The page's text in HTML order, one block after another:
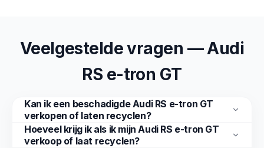
Veelgestelde vragen — Audi
RS e-tron GT
Kan ik een beschadigde Audi RS e-tron GT
verkopen of laten recyclen?
Hoeveel krijg ik als ik mijn Audi RS e-tron GT
verkoop of laat recyclen?